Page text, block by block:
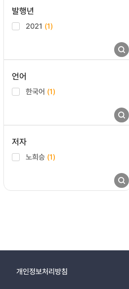
발행년
2021 (1)
언어
한국어 (1)
저자
노희승 (1)
개인정보처리방침